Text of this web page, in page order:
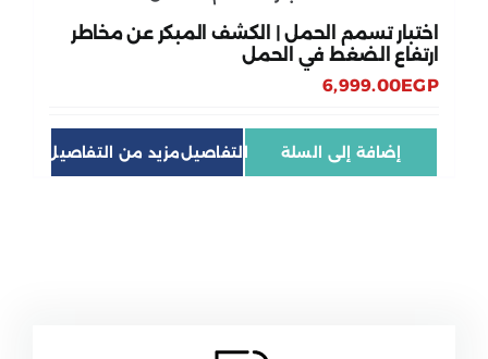
اختبار تسمم الحمل | الكشف المبكر عن مخاطر
ارتفاع الضغط في الحمل
6,999.00EGP
إضافة إلى السلة التفاصيل